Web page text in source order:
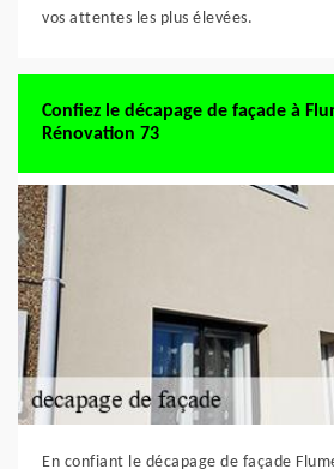
vos attentes les plus élevées.
Confiez le décapage de façade à
Rénovation 73
En confiant le décapage de façade